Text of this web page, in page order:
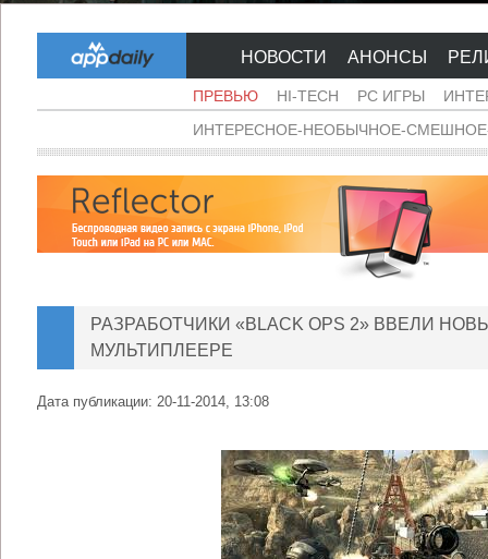
НОВОСТИ АНОНСЫ
ПРЕВЬЮ HI-TECH PC ИГРЫ
ИНТЕРЕСНОЕ-НЕОБЫЧНОЕ-
РАЗРАБОТЧИКИ «BLACK OPS 2» ВВЕЛИ
МУЛЬТИПЛЕЕРЕ
Дата публикации: 20-11-2014, 13:08